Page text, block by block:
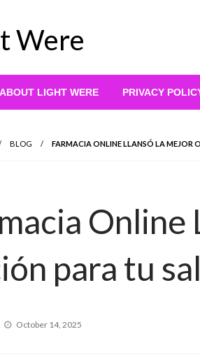
Were
ABOUT LIGHT WERE PRIVACY
BLOG FARMACIA ONLINE LLANSÓ LA MEJOR
Online
para tu
Posted
October 14, 2025